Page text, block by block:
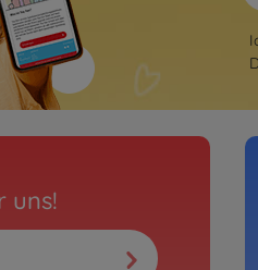
uns!